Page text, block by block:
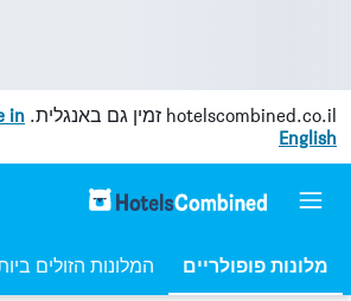
hotelscombined.co.il זמין גם באנגלית. in
English
מלונות פופולריים המלונות הזולים